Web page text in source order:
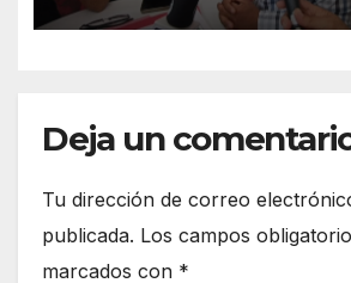
Deja un
Tu dirección de correo
publicada. Los campos
marcados con *